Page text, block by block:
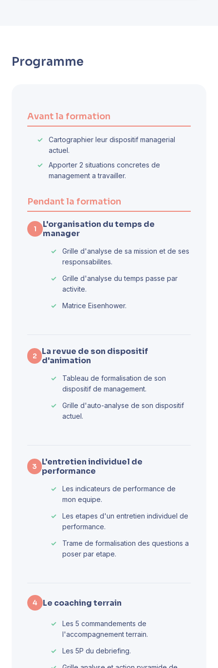
Programme
Avant la formation
Cartographier leur dispositif managerial
actuel.
Apporter 2 situations concretes de
management a travailler.
Pendant la formation
1
L'organisation du temps de
manager
Grille d'analyse de sa mission et de ses
responsabilites.
Grille d'analyse du temps passe par
activite.
Matrice Eisenhower.
2
La revue de son dispositif
d'animation
Tableau de formalisation de son
dispositif de management.
Grille d'auto-analyse de son dispositif
actuel.
3
L'entretien individuel de
performance
Les indicateurs de performance de
mon equipe.
Les etapes d'un entretien individuel de
performance.
Trame de formalisation des questions a
poser par etape.
4 Le coaching terrain
Les 5 commandements de
l'accompagnement terrain.
Les 5P du debriefing.